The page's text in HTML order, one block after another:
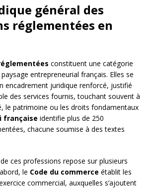
général des
réglementées en
constituent une catégorie
entrepreneurial français. Elles se
encadrement juridique renforcé, justifié
des services fournis, touchant souvent à
le patrimoine ou les droits fondamentaux
française identifie plus de 250
chacune soumise à des textes
ces professions repose sur plusieurs
le Code du commerce établit les
commercial, auxquelles s’ajoutent